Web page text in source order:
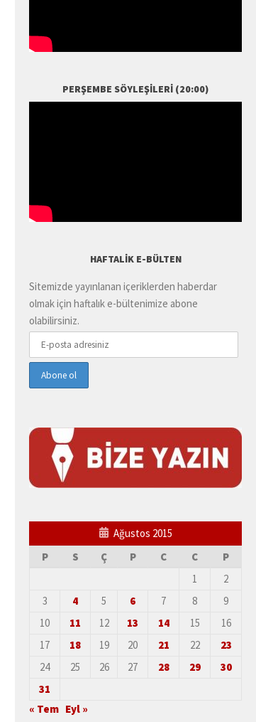
PERŞEMBE SÖYLEŞILERI (20:00)
HAFTALIK E-BÜLTEN
Sitemizde yayınlanan içeriklerden haberdar
olmak için haftalık e-bültenimize abone
olabilirsiniz.
Ağustos 2015
P
S Ç P C C
P
1
2
3
4 5 6 7 8
9
10
11 12 13 14 15
16
17
18 19 20 21 22
23
24
25 26 27 28 29
30
31
« Tem Eyl »